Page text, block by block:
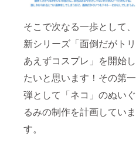
そこで次なる一歩として、
新シリーズ「面倒だがトリ
あえずコスプレ」を開始し
たいと思います！その第一
弾として「ネコ」のぬいぐ
るみの制作を計画していま
す。